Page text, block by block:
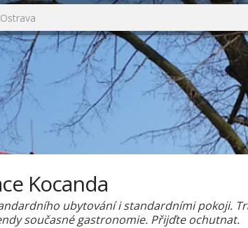
Kocanda
ubytování i standardními pokoji.
současné gastronomie. Přijďte ochutnat.